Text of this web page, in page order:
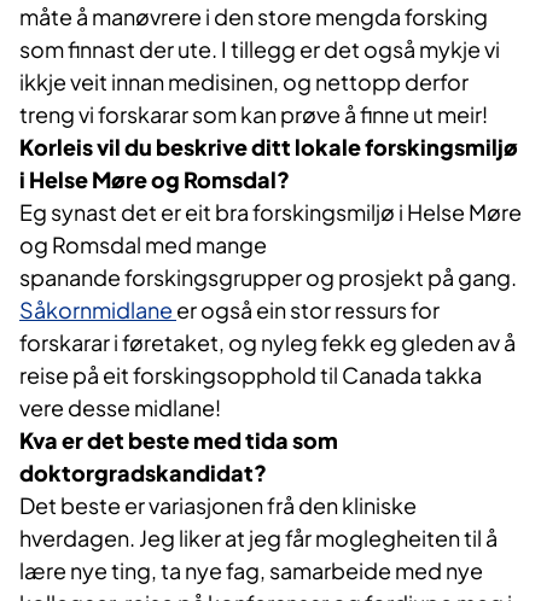
måte å manøvrere i den store mengda forsking
som finnast der ute. I tillegg er det også mykje vi
ikkje veit innan medisinen, og nettopp derfor
treng vi forskarar som kan prøve å finne ut meir!
Korleis vil du beskrive ditt lokale forskingsmiljø
i Helse Møre og Romsdal?
Eg synast det er eit bra forskingsmiljø i Helse Møre
og Romsdal med mange
spanande forskingsgrupper og prosjekt på gang.
Såkornmidlane ​ er også ein stor ressurs for
forskarar i føretaket, og nyleg fekk eg gleden av å
reise på eit forskingsopphold til Canada takka
vere desse midlane!
Kva er det beste med tida som
doktorgradskandidat?
Det beste er variasjonen frå den kliniske
hverdagen. Jeg liker at jeg får moglegheiten til å
lære nye ting, ta nye fag, samarbeide med nye